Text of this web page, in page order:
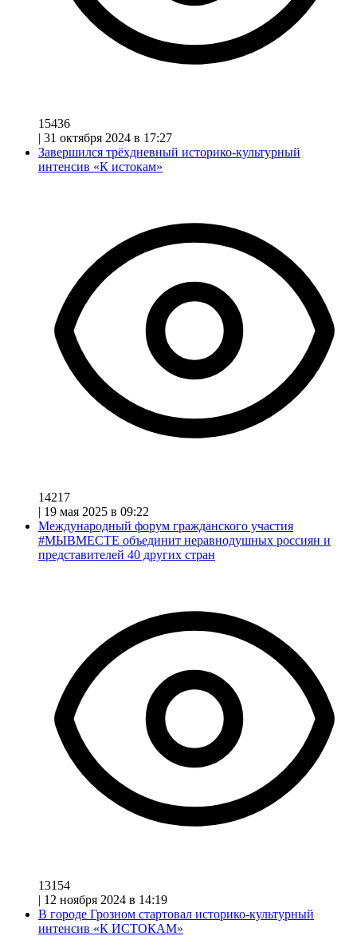
15436
| 31 октября 2024 в 17:27
Завершился трёхдневный историко-культурный
интенсив «К истокам»
14217
| 19 мая 2025 в 09:22
Международный форум гражданского участия
#МЫВМЕСТЕ объединит неравнодушных россиян и
представителей 40 других стран
13154
| 12 ноября 2024 в 14:19
В городе Грозном стартовал историко-культурный
интенсив «К ИСТОКАМ»